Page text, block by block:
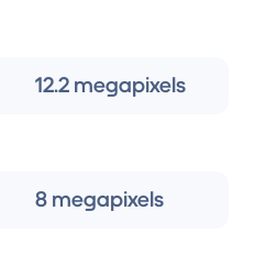
12.2 megapixels
8 megapixels